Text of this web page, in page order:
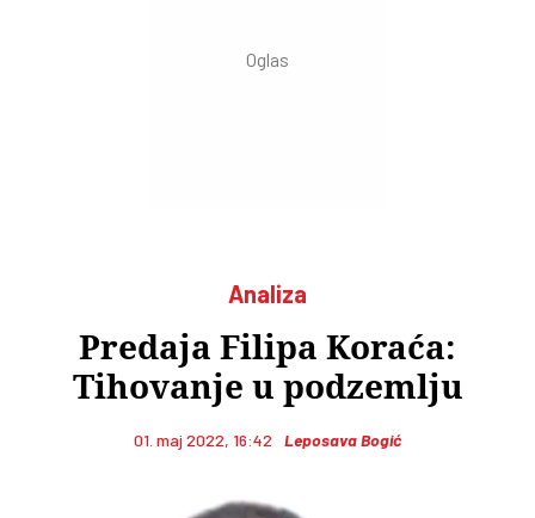
Analiza
Predaja Filipa Koraća:
Tihovanje u podzemlju
01. maj 2022, 16:42 Leposava Bogić